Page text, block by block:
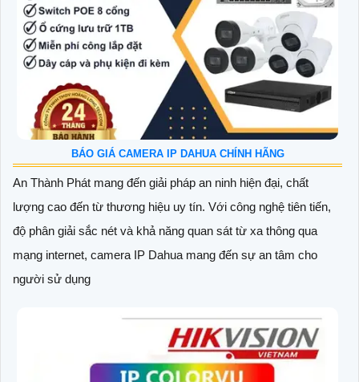
BÁO GIÁ CAMERA IP DAHUA CHÍNH HÃNG
An Thành Phát mang đến giải pháp an ninh hiện đại, chất
lượng cao đến từ thương hiệu uy tín. Với công nghệ tiên tiến,
độ phân giải sắc nét và khả năng quan sát từ xa thông qua
mạng internet, camera IP Dahua mang đến sự an tâm cho
người sử dụng